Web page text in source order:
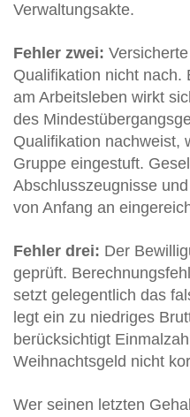
Verwaltungsakte.
Fehler zwei:
Qualifikation nicht nach.
am Arbeitsleben wirkt
des
Qualifikation nachweist,
Gruppe eingestuft.
Abschlusszeugnisse
von Anfang an
Fehler drei: Der
geprüft.
setzt gelegentlich das
legt ein zu niedriges
berücksichtigt
Weihnachtsgeld nicht
Wer seinen letzten